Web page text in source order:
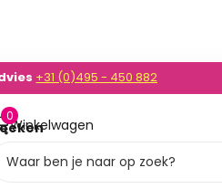
- 450 882
+31 (0)495 - 450 882
Winkelwagen
0
0,00